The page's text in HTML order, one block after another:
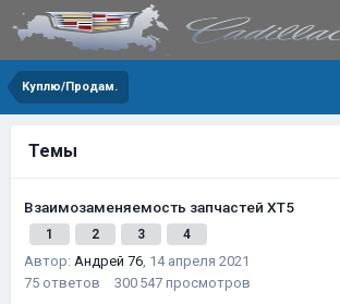
Куплю/Продам.
Темы
Взаимозаменяемость запчастей XT5
1 2 3 4
Автор: Андрей 76, 14 апреля 2021
75 ответов 300 547 просмотров